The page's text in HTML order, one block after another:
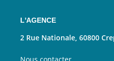
L'AGENCE
2 Rue Nationale, 60800